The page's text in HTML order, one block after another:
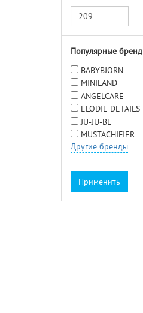
Популярные
BABYBJORN
MINILAND
ANGELCARE
ELODIE DETAILS
JU-JU-BE
MUSTACHIFIER
Другие бренды